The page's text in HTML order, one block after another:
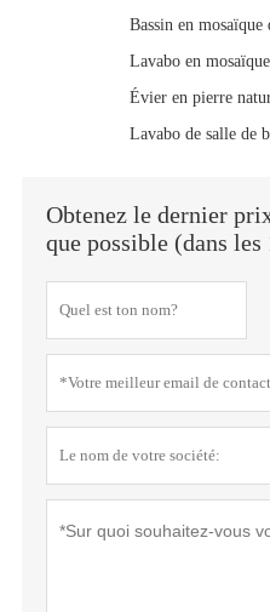
Bassin en mosaïque
Lavabo en
Évier en pierre
Lavabo de salle de
Obtenez le dernier
que possible (dans les